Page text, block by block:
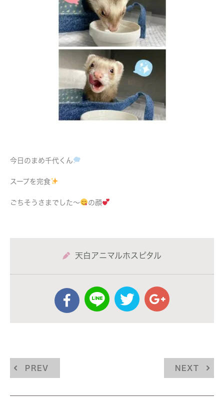
今日のまめ千代くん
スープを完食
ごちそうさまでした〜 の顔
天白アニマルホスピタル
PREV NEXT